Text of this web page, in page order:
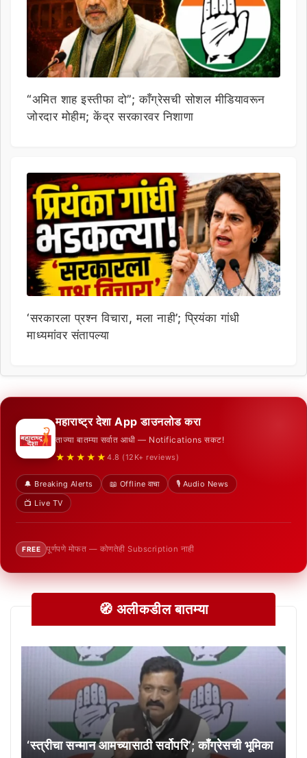
“अमित शाह इस्तीफा दो”; काँग्रेसची सोशल मीडियावरून
जोरदार मोहीम; केंद्र सरकारवर निशाणा
‘सरकारला प्रश्न विचारा, मला नाही’; प्रियंका गांधी
माध्यमांवर संतापल्या
महाराष्ट्र देशा App डाउनलोड करा
ताज्या बातम्या सर्वात आधी — Notifications सकट!
★★★★★ 4.8 (12K+ reviews)
🔔 Breaking Alerts 📖 Offline वाचा
🎙️ Audio News
📺 Live TV
FREE पूर्णपणे मोफत — कोणतेही Subscription नाही
🧭 अलीकडील बातम्या
‘स्त्रीचा सन्मान आमच्यासाठी सर्वोपरि’; काँग्रेसची भूमिका